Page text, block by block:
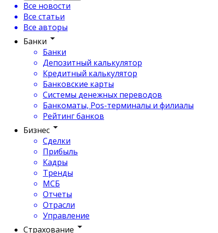
Все новости
Все статьи
Все авторы
Банки
Банки
Депозитный калькулятор
Кредитный калькулятор
Банковские карты
Системы денежных переводов
Банкоматы, Pos-терминалы и филиалы
Рейтинг банков
Бизнес
Сделки
Прибыль
Кадры
Тренды
МСБ
Отчеты
Отрасли
Управление
Страхование